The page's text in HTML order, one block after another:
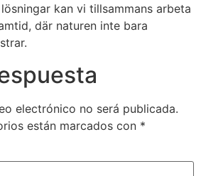
kan vi tillsammans arbeta
där naturen inte bara
electrónico no será publicada.
están marcados con *